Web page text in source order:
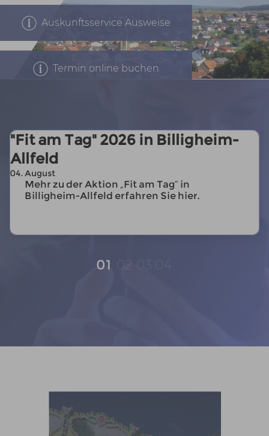
Auskunftsservice Ausweise
Termin online buchen
"Fit am Tag" 2026 in Billigheim-
Allfeld
04.August
Mehr zu der Aktion „Fit am Tag” in
Billigheim-Allfeld erfahren Sie hier.